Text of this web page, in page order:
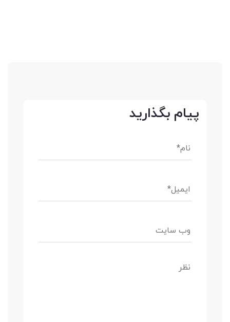
پیام بگذارید